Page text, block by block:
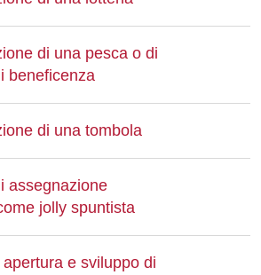
di una pesca o di
beneficenza
di una tombola
assegnazione
jolly spuntista
e sviluppo di